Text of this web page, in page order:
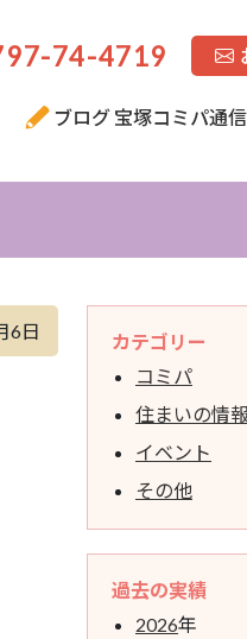
74-4719
ブログ 宝塚コミパ通信
6日
カテゴリー
コミパ
住まいの情
イベント
その他
過去の実績
2026年